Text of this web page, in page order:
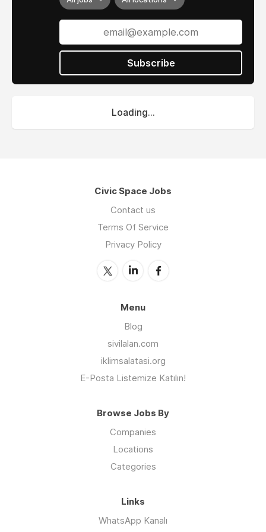
Subscribe
Loading...
Civic Space Jobs
Contact us
Terms Of Service
Privacy Policy
Menu
Blog
sivilalan.com
iklimsalatasi.org
E-Posta Listemize Katılın!
Browse Jobs By
Companies
Locations
Categories
Links
WhatsApp Kanalı